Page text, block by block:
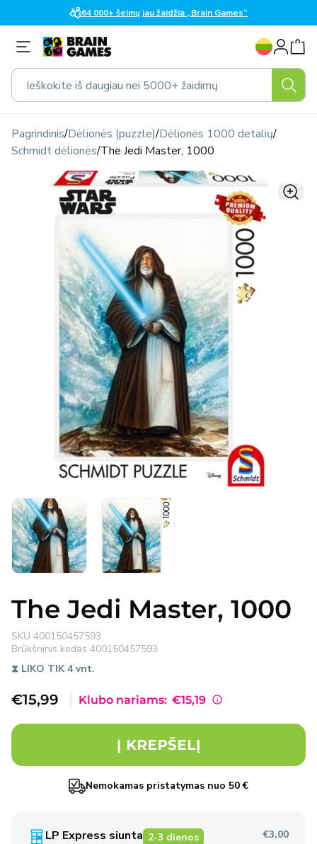
turinį
64 000+ šeimų jau žaidžia „Brain Games“
Ieškokite iš daugiau nei 5000+ žaidimų
K
a
b
a
Prisijungti
Pagrindinis/Dėlionės (puzzle)/Dėlionės 1000 detalių/
Schmidt dėlionės/The Jedi Master, 1000
mediją
modaliniame
lange
The Jedi Master, 1000
SKU 400150457593
Brūkšninis kodas 400150457593
⧗ LIKO TIK 4 vnt.
Išpardavimo
€15,99 Klubo nariams: €15,19
Į KREPŠELĮ
Nemokamas pristatymas nuo 50 €
LP Express siunta 2-3 dienos €3,00